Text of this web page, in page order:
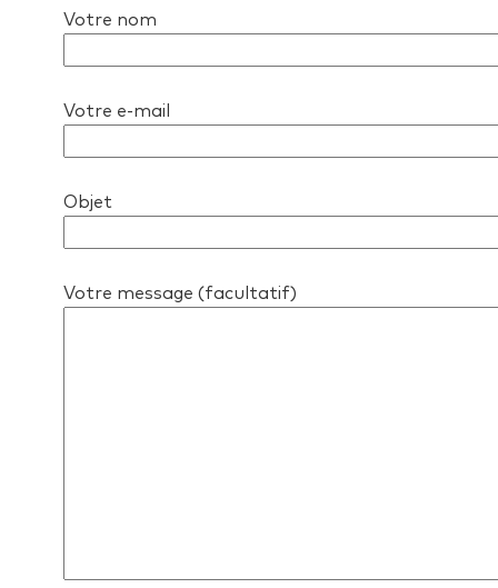
Votre nom
Votre e-mail
Objet
Votre message (facultatif)